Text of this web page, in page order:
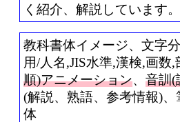
く紹介、解説しています。
教科書体イメージ、文字
用/人名,JIS水準,漢検,画数,
順)アニメーション、 音訓(
(解説、熟語、参考情報)
体